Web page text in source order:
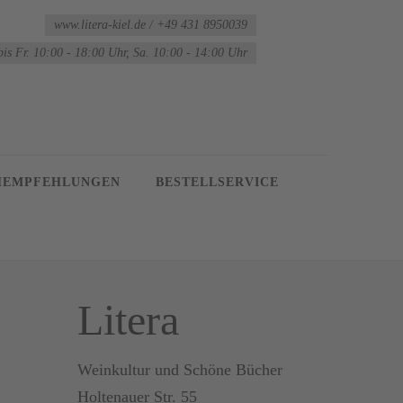
www.litera-kiel.de / +49 431 8950039
Fr. 10:00 - 18:00 Uhr, Sa. 10:00 - 14:00 Uhr
BESTELLSERVICE
Litera
Weinkultur und Schöne Bücher
Holtenauer Str. 55